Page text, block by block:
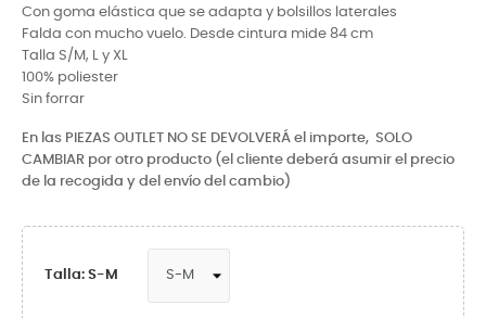
Con goma elástica que se adapta y bolsillos laterales
Falda con mucho vuelo. Desde cintura mide 84 cm
Talla S/M, L y XL
100% poliester
Sin forrar
En las PIEZAS OUTLET NO SE DEVOLVERÁ el importe, SOLO
CAMBIAR por otro producto (el cliente deberá asumir el precio
de la recogida y del envío del cambio)
Talla: S-M